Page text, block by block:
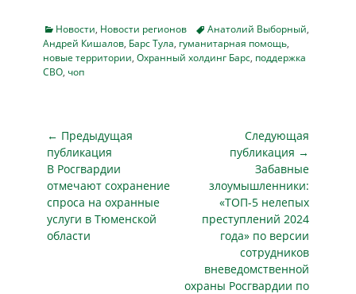
охрана порядка
на…
Categories
Новости, Новости регионов TagsАнатолий Выборный,
Андрей Кишалов, Барс Тула, гуманитарная помощь,
новые территории, Охранный холдинг Барс, поддержка
СВО, чоп
Навигация
по
записям
← Предыдущая
публикация
Предыдущая
публикация
В Росгвардии
отмечают сохранение
спроса на охранные
услуги в Тюменской
области
Следующая
публикация →
публикация
Забавные
злоумышленники:
«ТОП-5 нелепых
преступлений 2024
года» по версии
сотрудников
вневедомственной
охраны Росгвардии по